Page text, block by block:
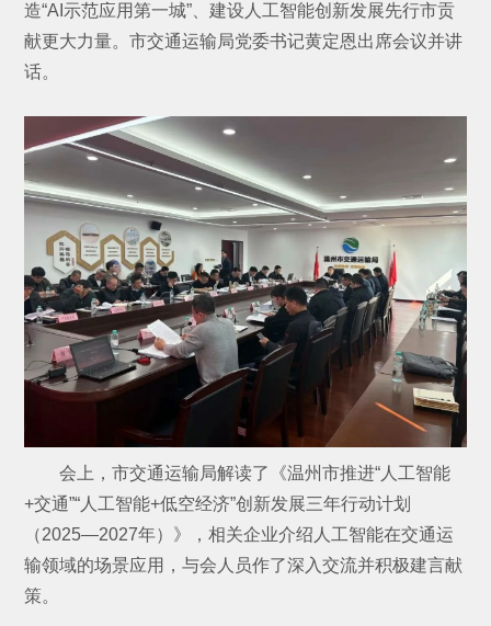
造“AI示范应用第一城”、建设人工智能创新发展先行市贡
献更大力量。市交通运输局党委书记黄定恩出席会议并讲
话。
会上，市交通运输局解读了《温州市推进“人工智能
+交通”“人工智能+低空经济”创新发展三年行动计划
（2025—2027年）》，相关企业介绍人工智能在交通运
输领域的场景应用，与会人员作了深入交流并积极建言献
策。